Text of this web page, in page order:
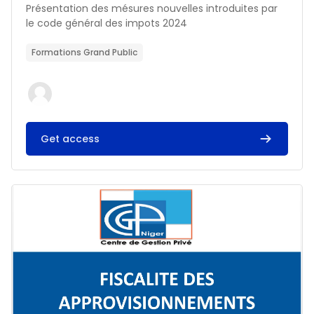
Résumé du cours :
Présentation des mésures nouvelles introduites par
le code général des impots 2024
Formations Grand Public
Get access
Image du cours FISCALITE DES APPROVISIONNEMENTS